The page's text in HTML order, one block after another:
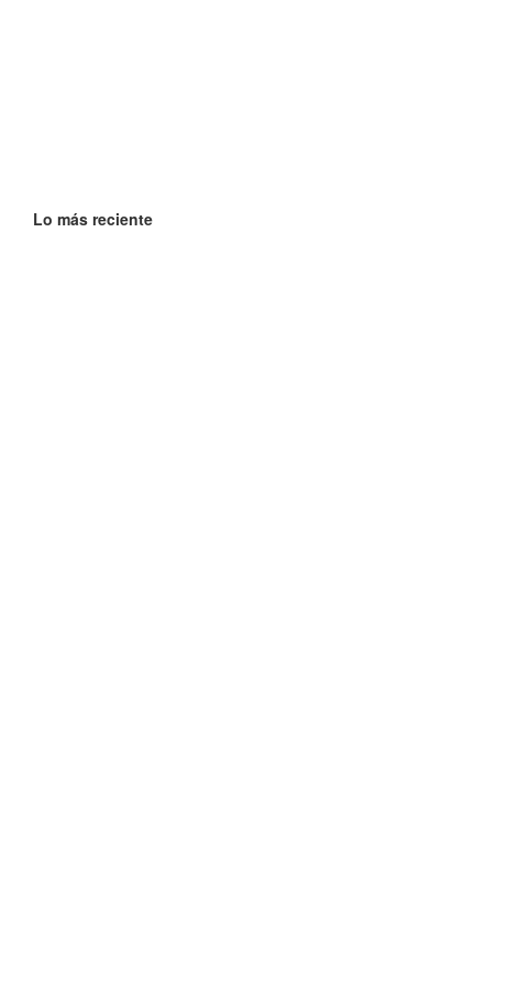
Lo más reciente